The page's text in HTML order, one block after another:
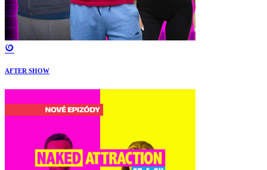
AFTER SHOW